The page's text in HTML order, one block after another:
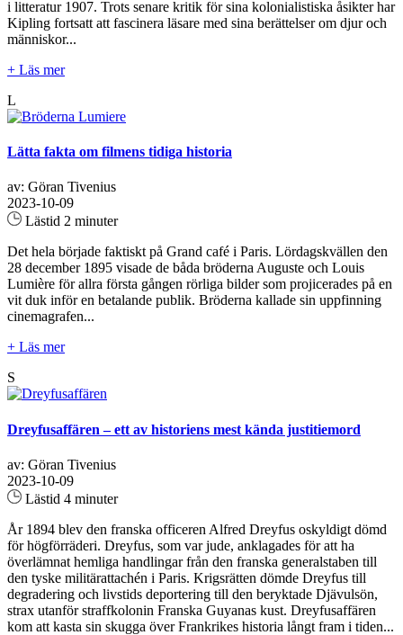
i litteratur 1907. Trots senare kritik för sina kolonialistiska åsikter har
Kipling fortsatt att fascinera läsare med sina berättelser om djur och
människor...
+ Läs mer
L
Lätta fakta om filmens tidiga historia
av: Göran Tivenius
2023-10-09
Lästid 2 minuter
Det hela började faktiskt på Grand café i Paris. Lördagskvällen den
28 december 1895 visade de båda bröderna Auguste och Louis
Lumière för allra första gången rörliga bilder som projicerades på en
vit duk inför en betalande publik. Bröderna kallade sin uppfinning
cinemagrafen...
+ Läs mer
S
Dreyfusaffären – ett av historiens mest kända justitiemord
av: Göran Tivenius
2023-10-09
Lästid 4 minuter
År 1894 blev den franska officeren Alfred Dreyfus oskyldigt dömd
för högförräderi. Dreyfus, som var jude, anklagades för att ha
överlämnat hemliga handlingar från den franska generalstaben till
den tyske militärattachén i Paris. Krigsrätten dömde Dreyfus till
degradering och livstids deportering till den beryktade Djävulsön,
strax utanför straffkolonin Franska Guyanas kust. Dreyfusaffären
kom att kasta sin skugga över Frankrikes historia långt fram i tiden...